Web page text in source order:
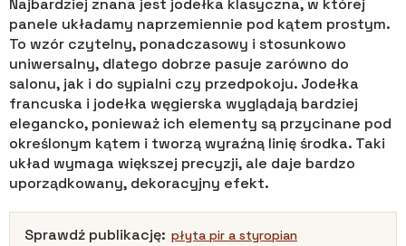
Najbardziej znana jest jodełka klasyczna, w której
panele układamy naprzemiennie pod kątem prostym.
To wzór czytelny, ponadczasowy i stosunkowo
uniwersalny, dlatego dobrze pasuje zarówno do
salonu, jak i do sypialni czy przedpokoju. Jodełka
francuska i jodełka węgierska wyglądają bardziej
elegancko, ponieważ ich elementy są przycinane pod
określonym kątem i tworzą wyraźną linię środka. Taki
układ wymaga większej precyzji, ale daje bardzo
uporządkowany, dekoracyjny efekt.
Sprawdź publikację: płyta pir a styropian